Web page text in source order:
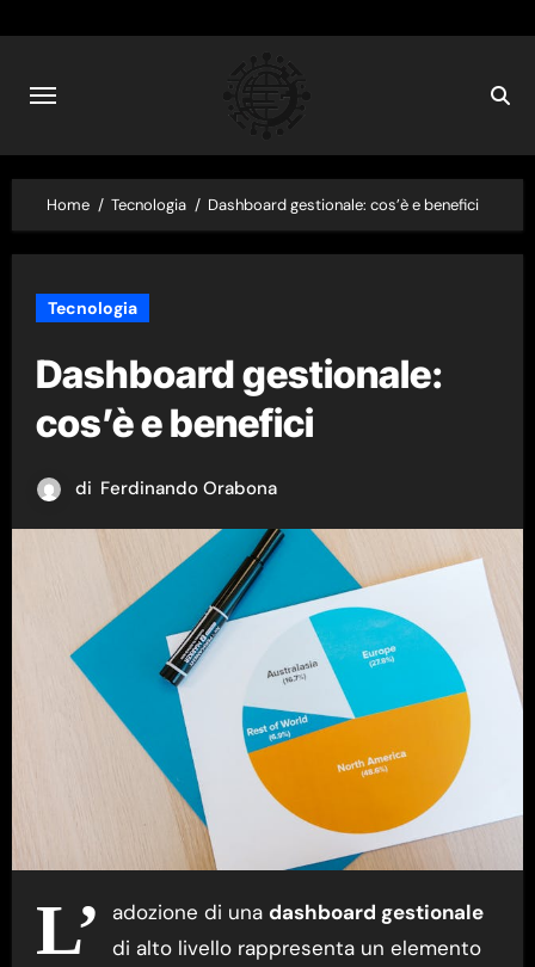
content
Home Tecnologia Dashboard gestionale: cos’è e benefici
Tecnologia
Dashboard gestionale:
cos’è e benefici
di Ferdinando Orabona
L’ adozione di una dashboard gestionale
di alto livello rappresenta un elemento